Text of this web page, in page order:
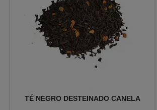
TÉ NEGRO DESTEINADO CANELA